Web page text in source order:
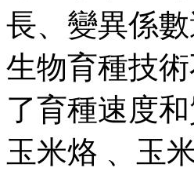
長、變異係
生物育種技術
了育種速度和質
玉米烙  、